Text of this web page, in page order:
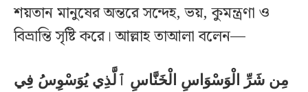
শয়তান মানুষের অন্তরে সন্দেহ, ভয়, কুমন্ত্রণা ও
বিভ্রান্তি সৃষ্টি করে। আল্লাহ তাআলা বলেন—
مِن شَرِّ الْوَسْوَاسِ الْخَنَّاسِ ٱلَّذِي يُوَسْوِسُ فِي